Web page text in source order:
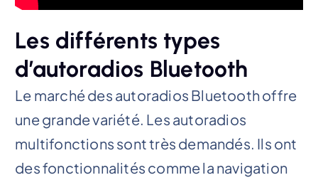
Les différents types
d’autoradios Bluetooth
Le marché des autoradios Bluetooth offre
une grande variété. Les autoradios
multifonctions sont très demandés. Ils ont
des fonctionnalités comme la navigation